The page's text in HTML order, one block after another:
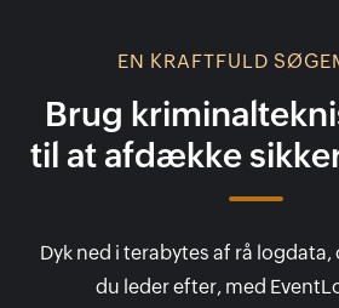
EN KRAFTFULD
Brug
til at afdække
Dyk ned i terabytes af rå
du leder efter, med